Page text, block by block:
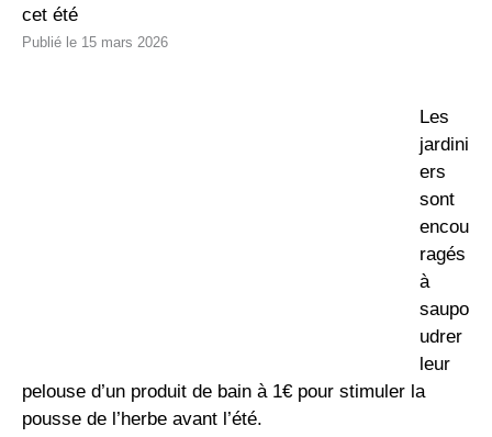
cet été
15 mars 2026
Les
jardini
ers
sont
encou
ragés
à
saupo
udrer
leur
pelouse d’un produit de bain à 1€ pour stimuler la
pousse de l’herbe avant l’été.